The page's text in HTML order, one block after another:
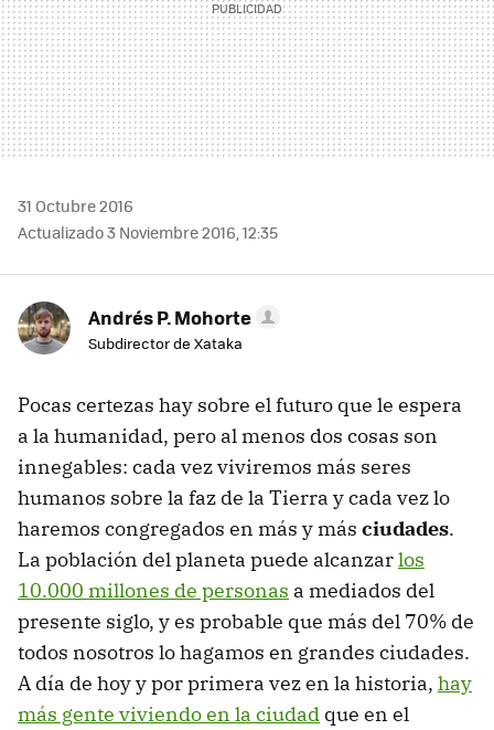
31 Octubre 2016
Actualizado 3 Noviembre 2016, 12:35
Andrés P. Mohorte
Subdirector de Xataka
Pocas certezas hay sobre el futuro que le espera
a la humanidad, pero al menos dos cosas son
innegables: cada vez viviremos más seres
humanos sobre la faz de la Tierra y cada vez lo
haremos congregados en más y más ciudades.
La población del planeta puede alcanzarlos
10.000 millones de personas a mediados del
presente siglo, y es probable que más del 70% de
todos nosotros lo hagamos en grandes ciudades.
A día de hoy y por primera vez en la historia, hay
más gente viviendo en la ciudad que en el